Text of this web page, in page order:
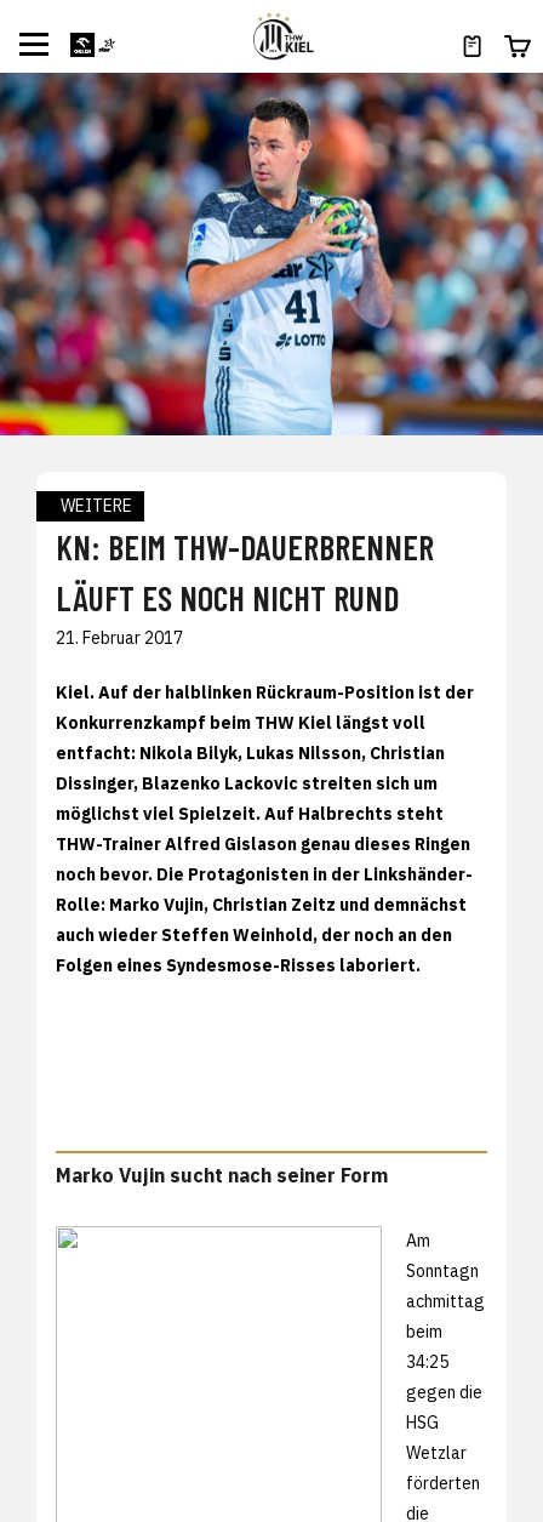
WEITERE
KN: BEIM THW-DAUERBRENNER
LÄUFT ES NOCH NICHT RUND
21. Februar 2017
Kiel. Auf der halblinken Rückraum-Position ist der
Konkurrenzkampf beim THW Kiel längst voll
entfacht: Nikola Bilyk, Lukas Nilsson, Christian
Dissinger, Blazenko Lackovic streiten sich um
möglichst viel Spielzeit. Auf Halbrechts steht
THW-Trainer Alfred Gislason genau dieses Ringen
noch bevor. Die Protagonisten in der Linkshänder-
Rolle: Marko Vujin, Christian Zeitz und demnächst
auch wieder Steffen Weinhold, der noch an den
Folgen eines Syndesmose-Risses laboriert.
Marko Vujin sucht nach seiner Form
Am
Sonntagn
achmittag
beim
34:25
gegen die
HSG
Wetzlar
förderten
die